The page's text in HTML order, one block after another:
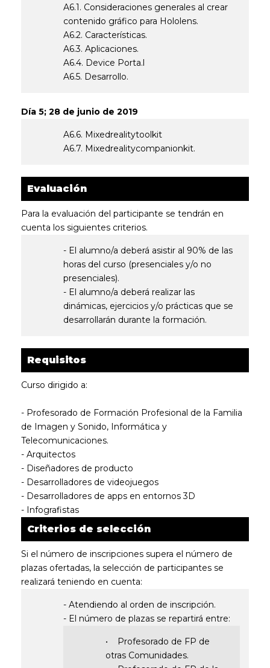
A6.1. Consideraciones generales al crear
contenido gráfico para Hololens.
A6.2. Características.
A6.3. Aplicaciones.
A6.4. Device Porta.l
A6.5. Desarrollo.
Día 5; 28 de junio de 2019
A6.6. Mixedrealitytoolkit
A6.7. Mixedrealitycompanionkit.
Evaluación
Para la evaluación del participante se tendrán en
cuenta los siguientes criterios.
- El alumno/a deberá asistir al 90% de las
horas del curso (presenciales y/o no
presenciales).
- El alumno/a deberá realizar las
dinámicas, ejercicios y/o prácticas que se
desarrollarán durante la formación.
Requisitos
Curso dirigido a:
- Profesorado de Formación Profesional de la Familia
de Imagen y Sonido, Informática y
Telecomunicaciones.
- Arquitectos
- Diseñadores de producto
- Desarrolladores de videojuegos
- Desarrolladores de apps en entornos 3D
- Infografistas
Criterios de selección
Si el número de inscripciones supera el número de
plazas ofertadas, la selección de participantes se
realizará teniendo en cuenta:
- Atendiendo al orden de inscripción.
- El número de plazas se repartirá entre:
• Profesorado de FP de
otras Comunidades.